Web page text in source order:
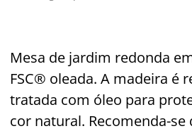
Mesa de jardim redonda
FSC® oleada. A madeira é
tratada com óleo para
cor natural. Recomenda-se